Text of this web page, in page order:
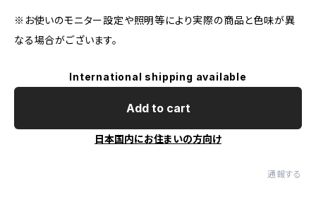
※お使いのモニター設定や照明等により実際の商品と色味が異
なる場合がございます。
International shipping available
Add to cart
日本国内にお住まいの方向け
通報する